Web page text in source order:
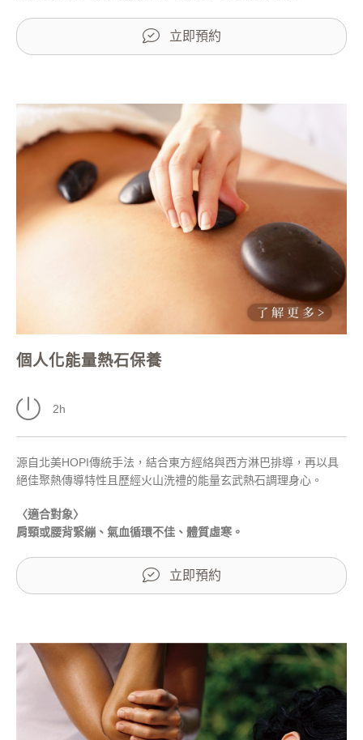
立即預約
個人化能量熱石保養
2h
源自北美HOPI傳統手法，結合東方經絡與西方淋巴排導，再以具
絕佳聚熱傳導特性且歷經火山洗禮的能量玄武熱石調理身心。
〈適合對象〉
肩頸或腰背緊繃、氣血循環不佳、體質虛寒。
立即預約